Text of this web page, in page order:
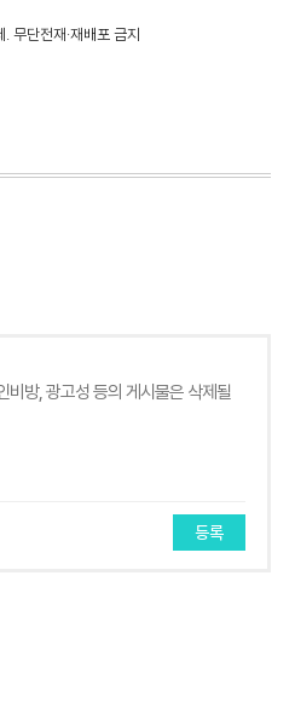
단전재·재배포 금지
등록